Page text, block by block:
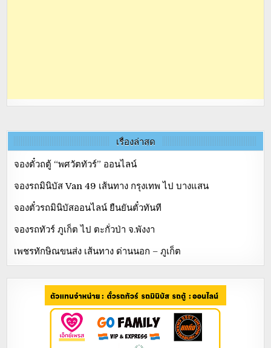
เรื่องล่าสุด
จองตั๋วถตู้ “พศวัตทัวร์” ออนไลน์
จองรถมินิบัส Van 49 เส้นทาง กรุงเทพ ไป บางแสน
จองตั๋วรถมินิบัสออนไลน์ ยืนยันตั๋วทันที
จองรถทัวร์ ภูเก็ต ไป ตะกั่วป่า จ.พังงา
เพชรทักษิณขนส่ง เส้นทาง ด่านนอก – ภูเก็ต